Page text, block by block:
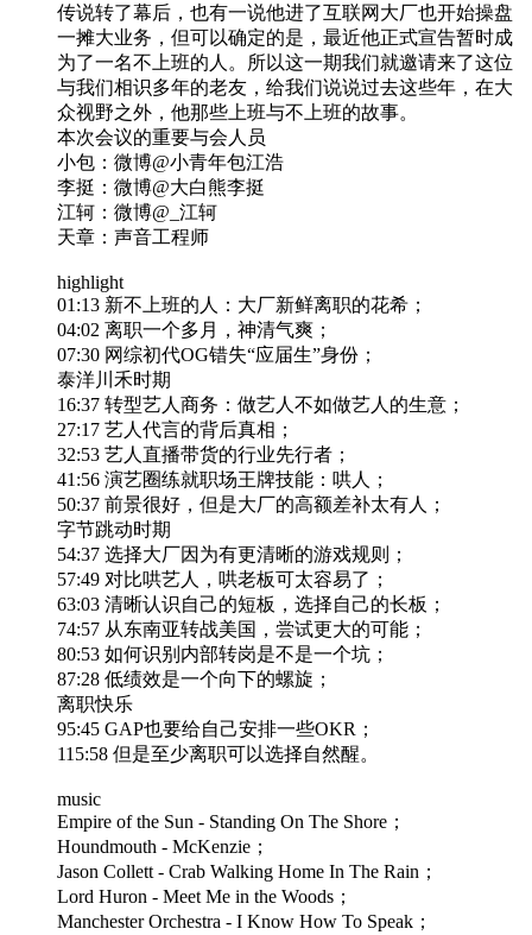
传说转了幕后，也有一说他进了互联网大厂也开始操盘
一摊大业务，但可以确定的是，最近他正式宣告暂时成
为了一名不上班的人。所以这一期我们就邀请来了这位
与我们相识多年的老友，给我们说说过去这些年，在大
众视野之外，他那些上班与不上班的故事。
本次会议的重要与会人员
小包：微博@小青年包江浩
李挺：微博@大白熊李挺
江轲：微博@_江轲
天章：声音工程师
highlight
01:13 新不上班的人：大厂新鲜离职的花希；
04:02 离职一个多月，神清气爽；
07:30 网综初代OG错失“应届生”身份；
泰洋川禾时期
16:37 转型艺人商务：做艺人不如做艺人的生意；
27:17 艺人代言的背后真相；
32:53 艺人直播带货的行业先行者；
41:56 演艺圈练就职场王牌技能：哄人；
50:37 前景很好，但是大厂的高额差补太有人；
字节跳动时期
54:37 选择大厂因为有更清晰的游戏规则；
57:49 对比哄艺人，哄老板可太容易了；
63:03 清晰认识自己的短板，选择自己的长板；
74:57 从东南亚转战美国，尝试更大的可能；
80:53 如何识别内部转岗是不是一个坑；
87:28 低绩效是一个向下的螺旋；
离职快乐
95:45 GAP也要给自己安排一些OKR；
115:58 但是至少离职可以选择自然醒。
music
Empire of the Sun - Standing On The Shore；
Houndmouth - McKenzie；
Jason Collett - Crab Walking Home In The Rain；
Lord Huron - Meet Me in the Woods；
Manchester Orchestra - I Know How To Speak；